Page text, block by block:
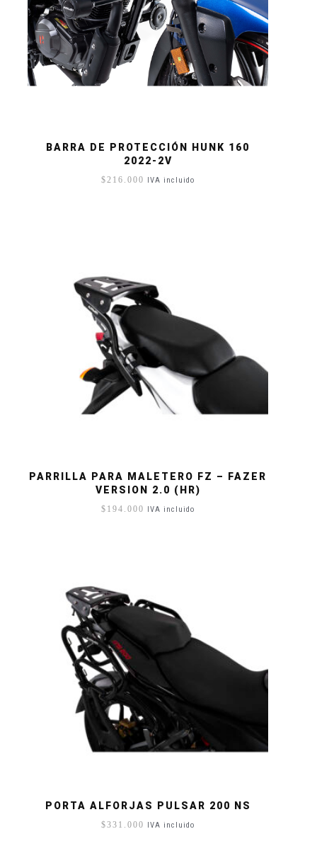
BARRA DE PROTECCIÓN HUNK 160
2022-2V
$216.000 IVA incluido
PARRILLA PARA MALETERO FZ – FAZER
VERSION 2.0 (HR)
$ 194.000 IVA incluido
PORTA ALFORJAS PULSAR 200 NS
$331.000 IVA incluido